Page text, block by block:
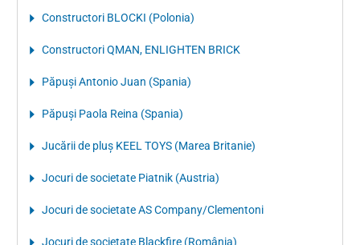
Constructori BLOCKI (Polonia)
Constructori QMAN, ENLIGHTEN BRICK
Păpuși Antonio Juan (Spania)
Păpuși Paola Reina (Spania)
Jucării de pluș KEEL TOYS (Marea Britanie)
Jocuri de societate Piatnik (Austria)
Jocuri de societate AS Company/Clementoni
Jocuri de societate Blackfire (România)